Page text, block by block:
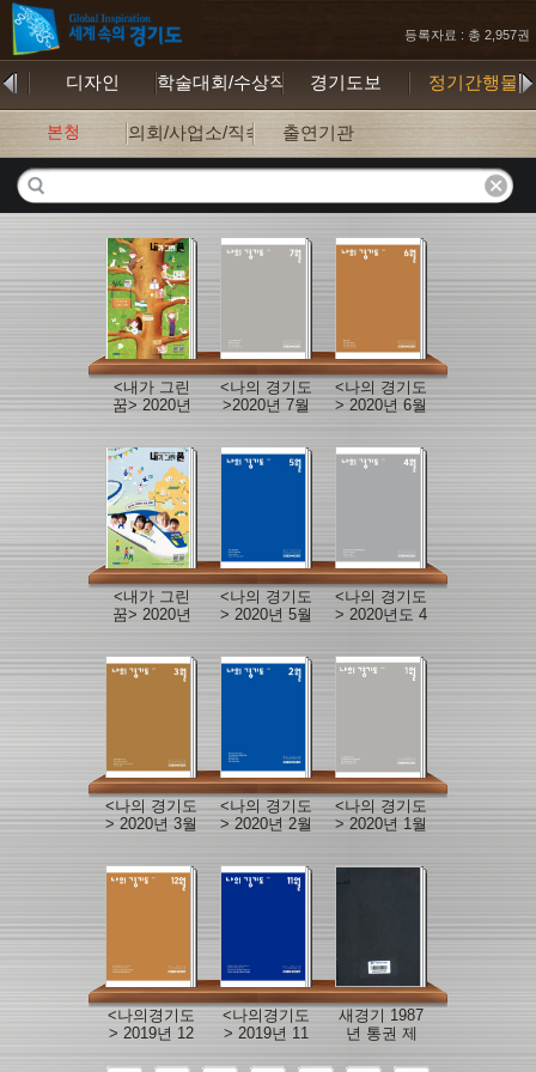
등록자료 : 총 2,957권
디자인 학술대회/수상작 경기도보 정기간행물
본청 의회/사업소/직속기관출연기관
<내가 그린
꿈> 2020년
<나의 경기도
>2020년 7월
<나의 경기도
> 2020년 6월
<내가 그린
꿈> 2020년
<나의 경기도
> 2020년 5월
<나의 경기도
> 2020년도 4
<나의 경기도
> 2020년 3월
<나의 경기도
> 2020년 2월
<나의 경기도
> 2020년 1월
<나의경기도
> 2019년 12
<나의경기도
> 2019년 11
새경기 1987
년 통권 제